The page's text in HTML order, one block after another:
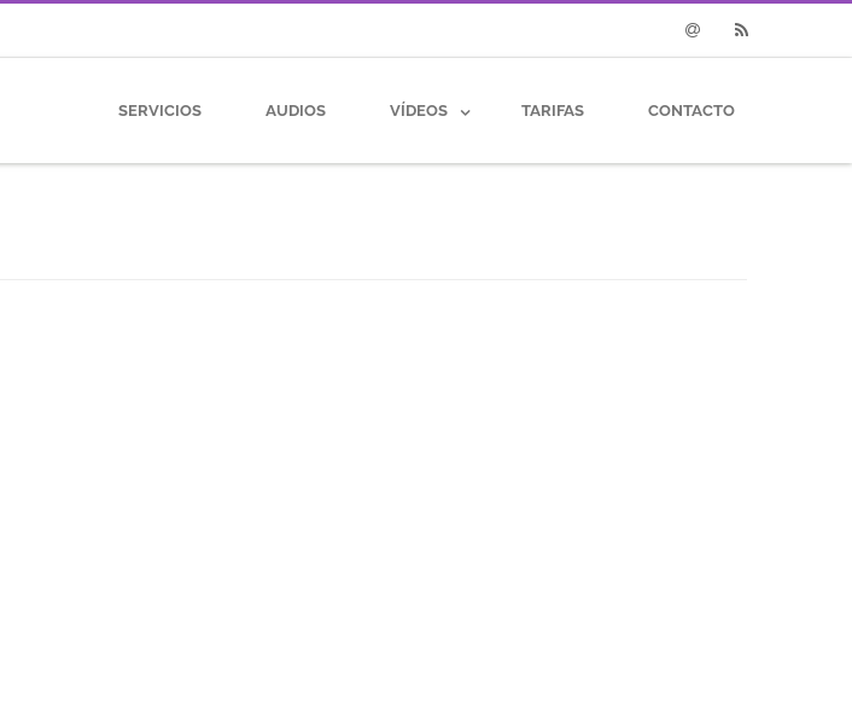
SERVICIOS AUDIOS VÍDEOS TARIFAS CONTACTO